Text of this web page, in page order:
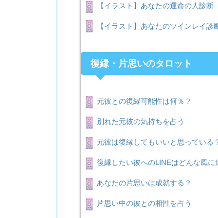
【イラスト】あなたの運命の人診断
【イラスト】あなたのツインレイ診
復縁・片思いのタロット
元彼との復縁可能性は何％？
別れた元彼の気持ちを占う
元彼は復縁してもいいと思っている
復縁したい彼へのLINEはどんな風に
あなたの片思いは成就する？
片思い中の彼との相性を占う